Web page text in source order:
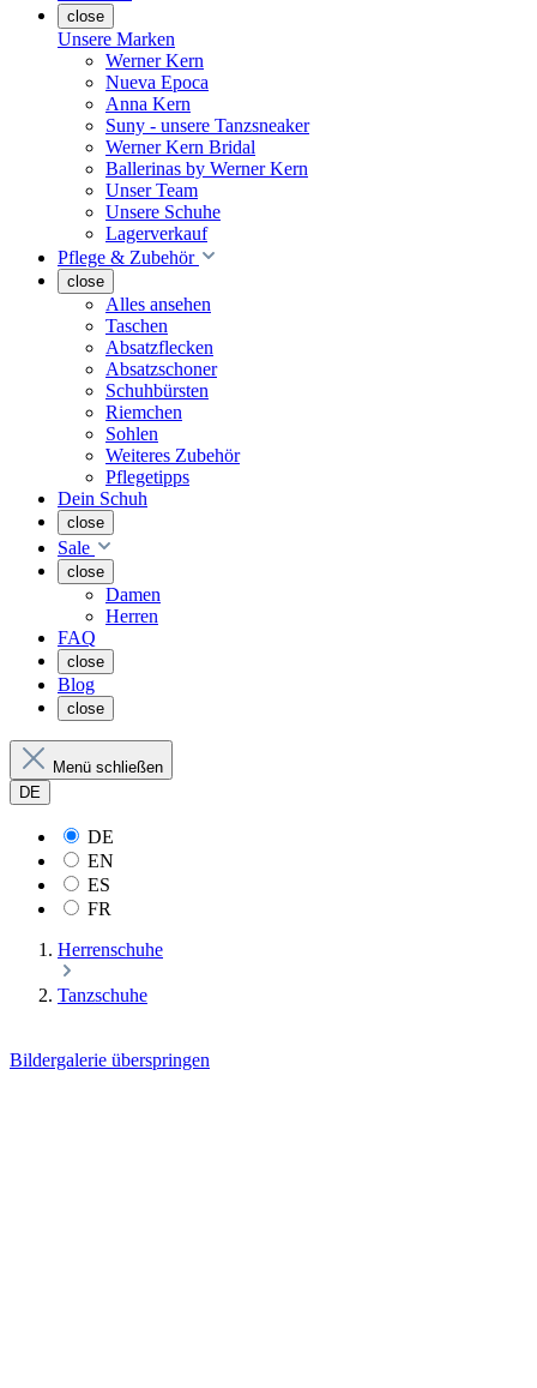
close
Unsere Marken
Werner Kern
Nueva Epoca
Anna Kern
Suny - unsere Tanzsneaker
Werner Kern Bridal
Ballerinas by Werner Kern
Unser Team
Unsere Schuhe
Lagerverkauf
Pflege & Zubehör
close
Alles ansehen
Taschen
Absatzflecken
Absatzschoner
Schuhbürsten
Riemchen
Sohlen
Weiteres Zubehör
Pflegetipps
Dein Schuh
close
Sale
close
Damen
Herren
FAQ
close
Blog
close
Menü schließen
DE
DE
EN
ES
FR
Herrenschuhe
Tanzschuhe
Bildergalerie überspringen